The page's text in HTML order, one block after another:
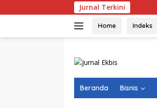
ke
Jurnal Terkini
Home Indeks
Beranda Bisnis